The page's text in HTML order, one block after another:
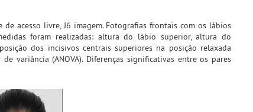
acesso livre, J6 imagem. Fotografias frontais com os lábios
foram realizadas: altura do lábio superior, altura do
dos incisivos centrais superiores na posição relaxada
variância (ANOVA). Diferenças significativas entre os pares